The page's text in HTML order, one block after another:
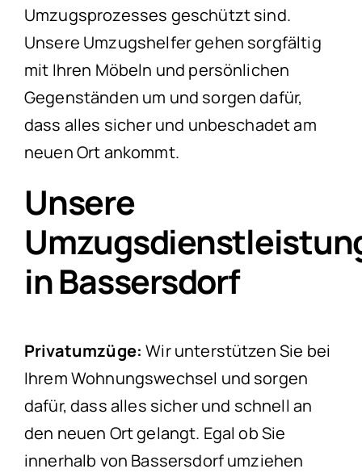
Umzugsprozesses geschützt sind.
Unsere Umzugshelfer gehen sorgfältig
mit Ihren Möbeln und persönlichen
Gegenständen um und sorgen dafür,
dass alles sicher und unbeschadet am
neuen Ort ankommt.
Unsere
in Bassersdorf
Privatumzüge: Wir unterstützen Sie bei
Ihrem Wohnungswechsel und sorgen
dafür, dass alles sicher und schnell an
den neuen Ort gelangt. Egal ob Sie
innerhalb von Bassersdorf umziehen